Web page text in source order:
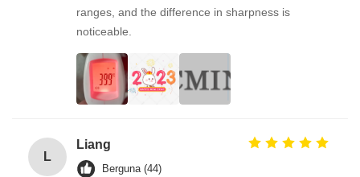
ranges, and the difference in sharpness is
noticeable.
L
Liang
Berguna (44)